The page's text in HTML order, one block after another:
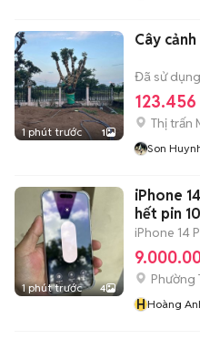
1 phút trước 1
Cây
Đã sử dụng
Thị trấn
Son
1 phút trước 4
iPhone
hết
iPhone 14
Phường
HHoàng